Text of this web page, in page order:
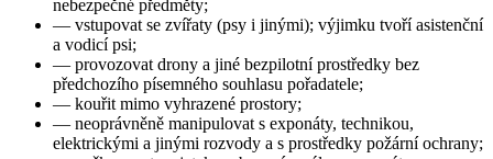
nebezpečné předměty;
— vstupovat se zvířaty (psy i jinými); výjimku tvoří asistenční
a vodicí psi;
— provozovat drony a jiné bezpilotní prostředky bez
předchozího písemného souhlasu pořadatele;
— kouřit mimo vyhrazené prostory;
— neoprávněně manipulovat s exponáty, technikou,
elektrickými a jinými rozvody a s prostředky požární ochrany;